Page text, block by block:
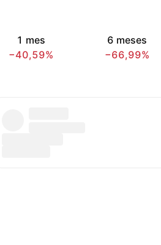
1 mes
−40,59%
6 meses
−66,99%